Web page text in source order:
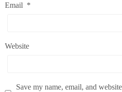
Email *
Website
Save my name, email, and